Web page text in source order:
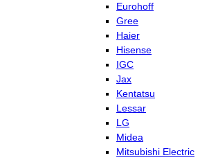
Eurohoff
Gree
Haier
Hisense
IGC
Jax
Kentatsu
Lessar
LG
Midea
Mitsubishi Electric